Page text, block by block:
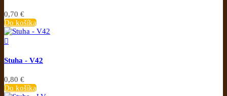
0,70 €
Do košíka

Stuha - V42
0,80 €
Do košíka